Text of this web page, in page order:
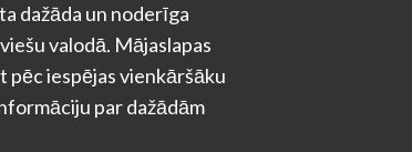
dažāda un noderīga
valodā. Mājaslapas
pēc iespējas vienkāršāku
par dažādām